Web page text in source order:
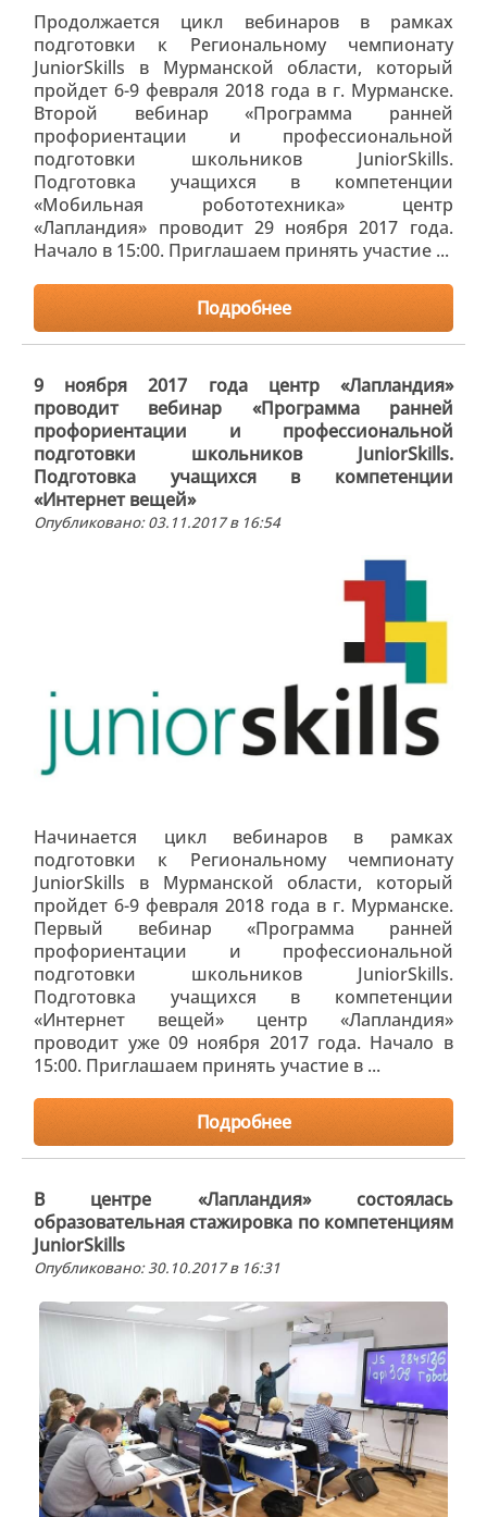
Продолжается цикл вебинаров в рамках
подготовки к Региональному чемпионату
JuniorSkills в Мурманской области, который
пройдет 6-9 февраля 2018 года в г. Мурманске.
Второй вебинар «Программа ранней
профориентации и профессиональной
подготовки школьников JuniorSkills.
Подготовка учащихся в компетенции
«Мобильная робототехника» центр
«Лапландия» проводит 29 ноября 2017 года.
Начало в 15:00. Приглашаем принять участие ...
Подробнее
9 ноября 2017 года центр «Лапландия»
проводит вебинар «Программа ранней
профориентации и профессиональной
подготовки школьников JuniorSkills.
Подготовка учащихся в компетенции
«Интернет вещей»
Опубликовано: 03.11.2017 в 16:54
Начинается цикл вебинаров в рамках
подготовки к Региональному чемпионату
JuniorSkills в Мурманской области, который
пройдет 6-9 февраля 2018 года в г. Мурманске.
Первый вебинар «Программа ранней
профориентации и профессиональной
подготовки школьников JuniorSkills.
Подготовка учащихся в компетенции
«Интернет вещей» центр «Лапландия»
проводит уже 09 ноября 2017 года. Начало в
15:00. Приглашаем принять участие в ...
Подробнее
В центре «Лапландия» состоялась
образовательная стажировка по компетенциям
JuniorSkills
Опубликовано: 30.10.2017 в 16:31